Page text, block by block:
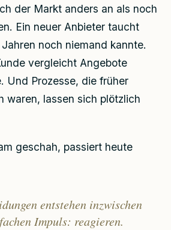
der Markt anders an als noch
Ein neuer Anbieter taucht
noch niemand kannte.
vergleicht Angebote
Und Prozesse, die früher
waren, lassen sich plötzlich
geschah, passiert heute
entstehen inzwischen
Impuls: reagieren.